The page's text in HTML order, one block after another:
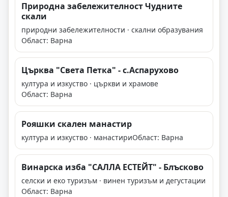
Природна забележителност Чудните
скали
природни забележителности · скални образувания
Област: Варна
Църква "Света Петка" - с.Аспарухово
култура и изкуство · църкви и храмове
Област: Варна
Рояшки скален манастир
култура и изкуство · манастириОбласт: Варна
Винарска изба "САЛЛА ЕСТЕЙТ" - Блъсково
селски и еко туризъм · винен туризъм и дегустации
Област: Варна